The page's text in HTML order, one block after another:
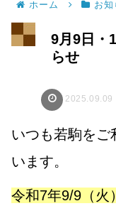
ホーム お
9月9日・
らせ
2025.09.09
いつも若駒をご
います。
令和7年9/9（火）